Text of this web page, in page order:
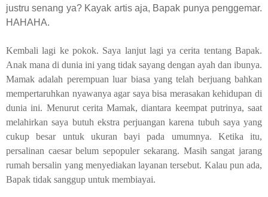
justru senang ya? Kayak artis aja, Bapak punya penggemar.
HAHAHA.
Kembali lagi ke pokok. Saya lanjut lagi ya cerita tentang Bapak.
Anak mana di dunia ini yang tidak sayang dengan ayah dan ibunya.
Mamak adalah perempuan luar biasa yang telah berjuang bahkan
mempertaruhkan nyawanya agar saya bisa merasakan kehidupan di
dunia ini. Menurut cerita Mamak, diantara keempat putrinya, saat
melahirkan saya butuh ekstra perjuangan karena tubuh saya yang
cukup besar untuk ukuran bayi pada umumnya. Ketika itu,
persalinan caesar belum sepopuler sekarang. Masih sangat jarang
rumah bersalin yang menyediakan layanan tersebut. Kalau pun ada,
Bapak tidak sanggup untuk membiayai.